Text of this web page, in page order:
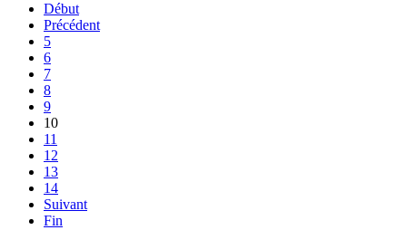
Début
Précédent
5
6
7
8
9
10
11
12
13
14
Suivant
Fin